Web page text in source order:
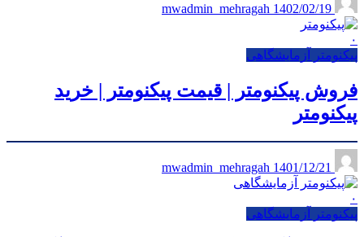
1402/02/19
۰
پیکنومتر آزمایشگاهی
فروش پیکنومتر | قیمت پیکنومتر | خرید
پیکنومتر
1401/12/21
۰
پیکنومتر آزمایشگاهی